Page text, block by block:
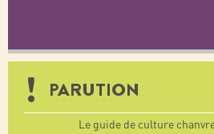
PARUTION
Le guide de culture